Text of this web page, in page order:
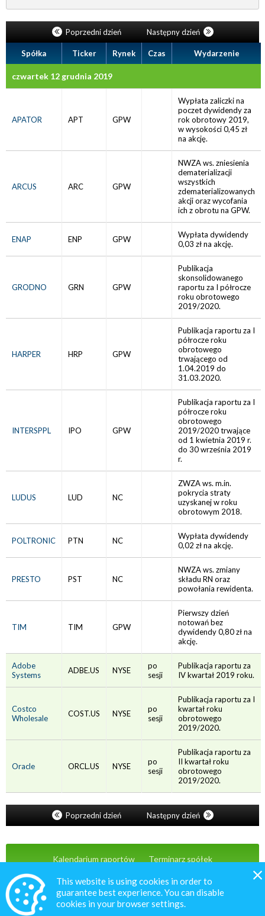
Poprzedni dzień Następny dzień
Spółka Ticker Rynek Czas Wydarzenie
czwartek 12 grudnia 2019
APATOR APT GPW
Wypłata zaliczki na
poczet dywidendy za
rok obrotowy 2019,
w wysokości 0,45 zł
na akcję.
ARCUS ARC GPW
NWZA ws. zniesienia
dematerializacji
wszystkich
zdematerializowanych
akcji oraz wycofania
ich z obrotu na GPW.
ENAP ENP GPW
Wypłata dywidendy
0,03 zł na akcję.
GRODNO GRN GPW
Publikacja
skonsolidowanego
raportu za I półrocze
roku obrotowego
2019/2020.
HARPER HRP GPW
Publikacja raportu za I
półrocze roku
obrotowego
trwającego od
1.04.2019 do
31.03.2020.
INTERSPPL IPO GPW
Publikacja raportu za I
półrocze roku
obrotowego
2019/2020 trwające
od 1 kwietnia 2019 r.
do 30 września 2019
r.
LUDUS LUD NC
ZWZA ws. m.in.
pokrycia straty
uzyskanej w roku
obrotowym 2018.
POLTRONIC PTN NC
Wypłata dywidendy
0,02 zł na akcję.
PRESTO PST NC
NWZA ws. zmiany
składu RN oraz
powołania rewidenta.
TIM TIM GPW
Pierwszy dzień
notowań bez
dywidendy 0,80 zł na
akcję.
Adobe
Systems
ADBE.US NYSE
po
sesji
Publikacja raportu za
IV kwartał 2019 roku.
Costco
Wholesale
COST.US NYSE
po
sesji
Publikacja raportu za I
kwartał roku
obrotowego
2019/2020.
Oracle ORCL.US NYSE
po
sesji
Publikacja raportu za
II kwartał roku
obrotowego
2019/2020.
Poprzedni dzień Następny dzień
Kalendarium raportów
Terminarz spółek
© 2020 MacroNext.pl
This website is using cookies in order to
guarantee best experience. You can disable
cookies in your browser settings.